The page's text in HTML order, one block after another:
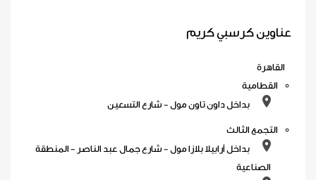
عناوين كرسبي كريم
القاهرة
القطامية
بداخل داون تاون مول - شارع التسعين
التجمع الثالث
بداخل أرابيلا بلازا مول - شارع جمال عبد الناصر - المنطقة
الصناعية